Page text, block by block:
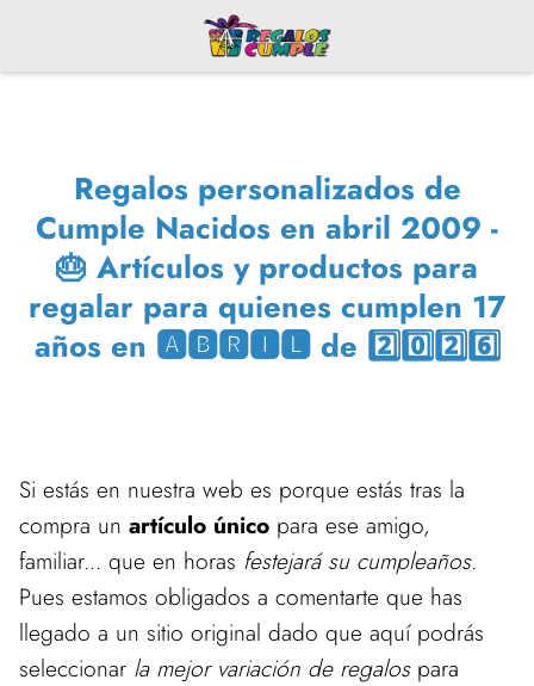
Regalos personalizados de
Cumple Nacidos en abril 2009 -
🎂 Artículos y productos para
regalar para quienes cumplen 17
años en 🅰🅱🆁🅸🅻 de 2️⃣0️⃣2️⃣6️⃣
Si estás en nuestra web es porque estás tras la
compra un artículo único para ese amigo,
familiar... que en horas festejará su cumpleaños.
Pues estamos obligados a comentarte que has
llegado a un sitio original dado que aquí podrás
seleccionar la mejor variación de regalospara